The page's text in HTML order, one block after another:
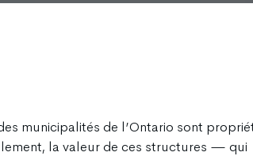
municipalités de l’Ontario sont
la valeur de ces structures — qui